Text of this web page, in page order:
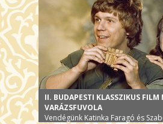
II. BUDAPESTI KLASSZIKUS
VARÁZSFUVOLA
Vendégünk Katinka Faragó és